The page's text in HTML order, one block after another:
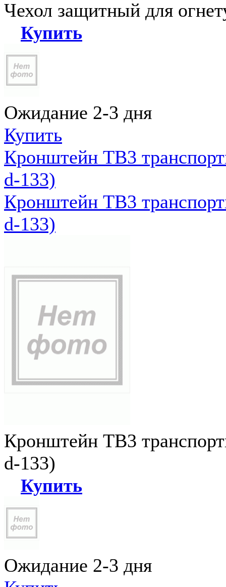
Чехол защитный для
Купить
Ожидание 2-3 дня
Купить
Кронштейн ТВ3
d-133)
Кронштейн ТВ3
d-133)
Кронштейн ТВ3
d-133)
Купить
Ожидание 2-3 дня